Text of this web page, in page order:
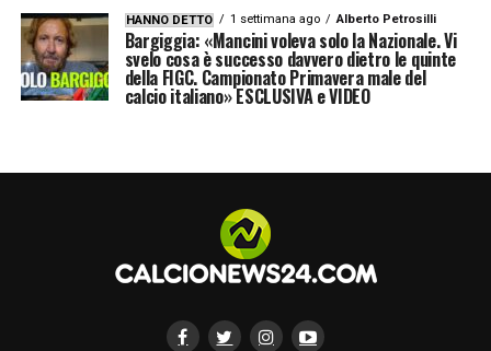
HANNO DETTO 1 settimana ago Alberto Petrosilli
Bargiggia: «Mancini voleva solo la Nazionale. Vi
svelo cosa è successo davvero dietro le quinte
della FIGC. Campionato Primavera male del
calcio italiano» ESCLUSIVA e VIDEO